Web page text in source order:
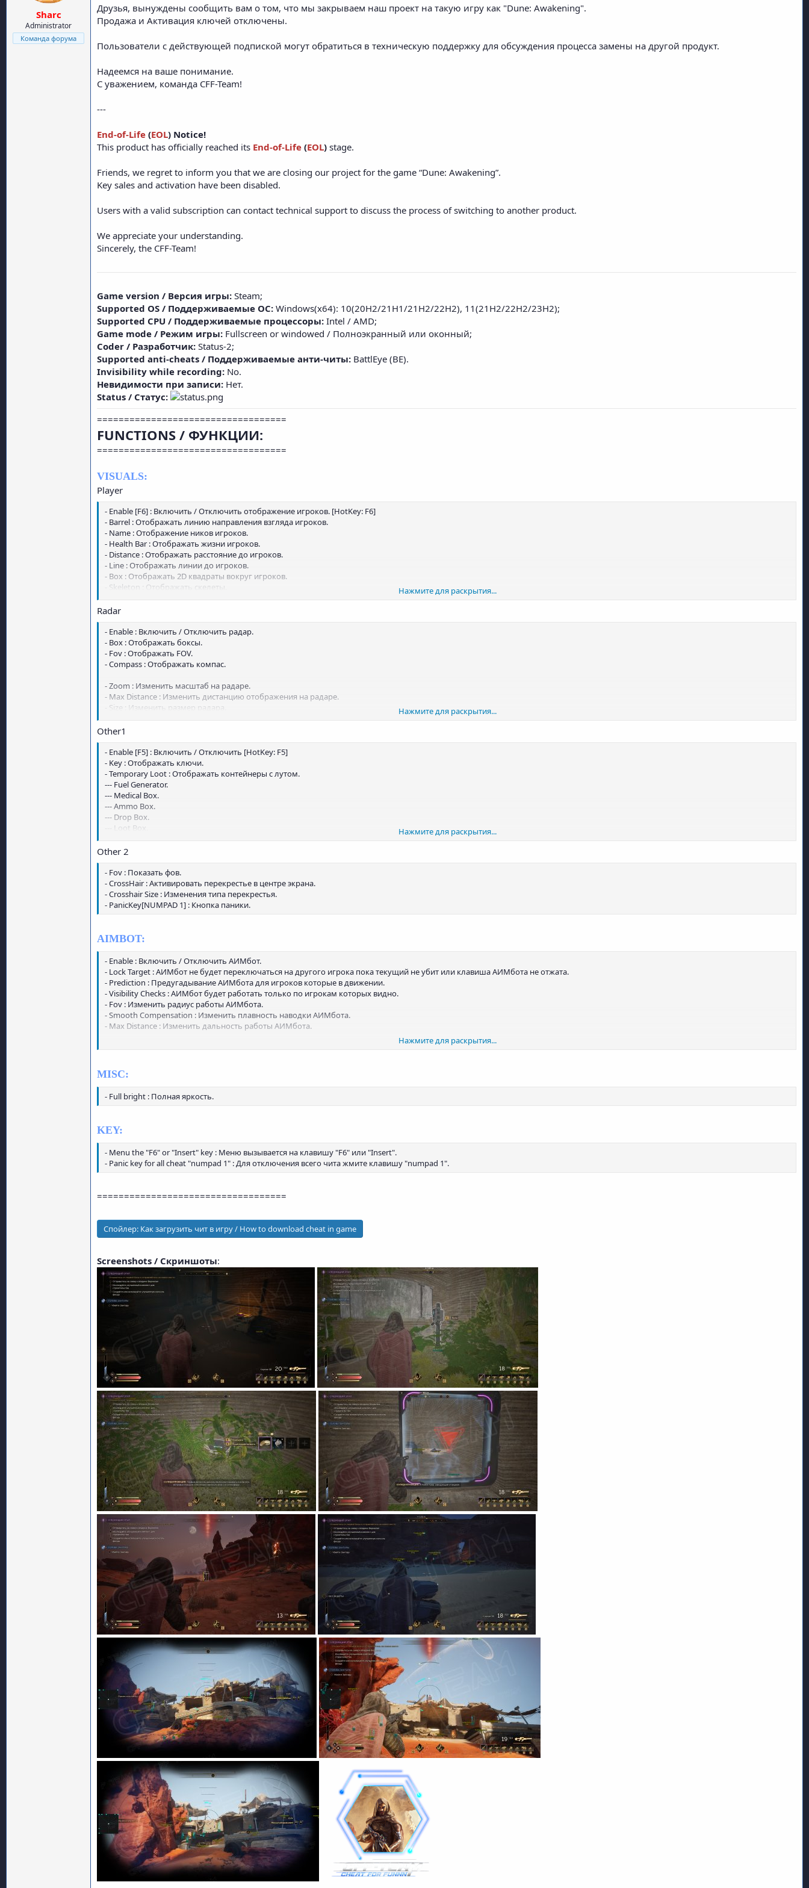
Sharc
Administrator
Команда форума
Друзья, вынуждены сообщить вам о том, что мы закрываем наш проект на такую игру как "Dune: Awakening".
Продажа и Активация ключей отключены.
Пользователи с действующей подпиской могут обратиться в техническую поддержку для обсуждения процесса замены на другой продукт.
Надеемся на ваше понимание.
С уважением, команда CFF-Team!
---
End-of-Life (EOL) Notice!
This product has officially reached its End-of-Life (EOL) stage.
Friends, we regret to inform you that we are closing our project for the game “Dune: Awakening”.
Key sales and activation have been disabled.
Users with a valid subscription can contact technical support to discuss the process of switching to another product.
We appreciate your understanding.
Sincerely, the CFF-Team!
Game version / Версия игры: Steam;
Supported OS / Поддерживаемые ОС: Windows(x64): 10(20H2/21H1/21H2/22H2), 11(21H2/22H2/23H2);
Supported CPU / Поддерживаемые процессоры: Intel / AMD;
Game mode / Режим игры: Fullscreen or windowed / Полноэкранный или оконный;
Coder / Разработчик: Status-2;
Supported anti-cheats / Поддерживаемые анти-читы: BattlEye (BE).
Invisibility while recording: No.
Невидимости при записи: Нет.
Status / Статус:
===================================
FUNCTIONS / ФУНКЦИИ:
===================================
VISUALS:
Player
- Enable [F6] : Включить / Отключить отображение игроков. [HotKey: F6]
- Barrel : Отображать линию направления взгляда игроков.
- Name : Отображение ников игроков.
- Health Bar : Отображать жизни игроков.
- Distance : Отображать расстояние до игроков.
- Line : Отображать линии до игроков.
- Box : Отображать 2D квадраты вокруг игроков.
- Skeleton : Отображать скелеты.
- Arrows : Отображать стрелки(игроков) в центре экрана.
Нажмите для раскрытия...
Radar
- Enable : Включить / Отключить радар.
- Box : Отображать боксы.
- Fov : Отображать FOV.
- Compass : Отображать компас.
- Zoom : Изменить масштаб на радаре.
- Max Distance : Изменить дистанцию отображения на радаре.
- Size : Изменить размер радара.
Нажмите для раскрытия...
Other1
- Enable [F5] : Включить / Отключить [HotKey: F5]
- Key : Отображать ключи.
- Temporary Loot : Отображать контейнеры с лутом.
--- Fuel Generator.
--- Medical Box.
--- Ammo Box.
--- Drop Box.
--- Loot Box.
- Water Cistern : Отображать цистерну для воды.
- Arrakis : Отображать червяков.
- Debug [NUMPAD8] : Debug.
- Max Distance : Изменить дальность отображения.
Нажмите для раскрытия...
Other 2
- Fov : Показать фов.
- CrossHair : Активировать перекрестье в центре экрана.
- Crosshair Size : Изменения типа перекрестья.
- PanicKey[NUMPAD 1] : Кнопка паники.
AIMBOT:
- Enable : Включить / Отключить АИМбот.
- Lock Target : АИМбот не будет переключаться на другого игрока пока текущий не убит или клавиша АИМбота не отжата.
- Prediction : Предугадывание АИМбота для игроков которые в движении.
- Visibility Checks : АИМбот будет работать только по игрокам которых видно.
- Fov : Изменить радиус работы АИМбота.
- Smooth Compensation : Изменить плавность наводки АИМбота.
- Max Distance : Изменить дальность работы АИМбота.
Нажмите для раскрытия...
MISC:
- Full bright : Полная яркость.
KEY:
- Menu the "F6" or "Insert" key : Меню вызывается на клавишу "F6" или "Insert".
- Panic key for all cheat "numpad 1" : Для отключения всего чита жмите клавишу "numpad 1".
===================================
Спойлер: Как загрузить чит в игру / How to download cheat in game
Screenshots / Скриншоты: